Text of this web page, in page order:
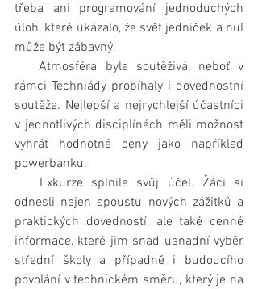
třeba ani programování jednoduchých
úloh, které ukázalo, že svět jedniček a nul
může být zábavný.
Atmosféra byla soutěživá, neboť v
rámci Techniády probíhaly i dovednostní
soutěže. Nejlepší a nejrychlejší účastníci
v jednotlivých disciplínách měli možnost
vyhrát hodnotné ceny jako například
powerbanku.
Exkurze splnila svůj účel. Žáci si
odnesli nejen spoustu nových zážitků a
praktických dovedností, ale také cenné
informace, které jim snad usnadní výběr
střední školy a případně i budoucího
povolání v technickém směru, který je na